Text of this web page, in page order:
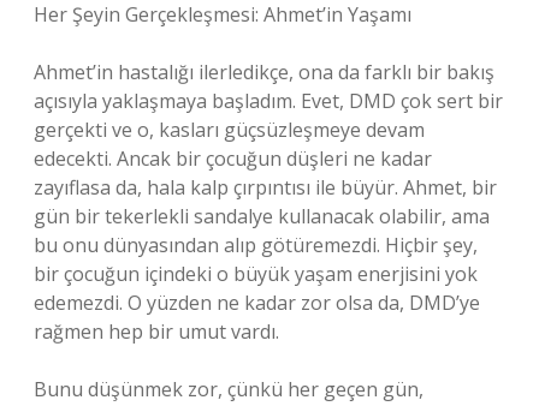
Her Şeyin Gerçekleşmesi: Ahmet’in Yaşamı
Ahmet’in hastalığı ilerledikçe, ona da farklı bir bakış
açısıyla yaklaşmaya başladım. Evet, DMD çok sert bir
gerçekti ve o, kasları güçsüzleşmeye devam
edecekti. Ancak bir çocuğun düşleri ne kadar
zayıflasa da, hala kalp çırpıntısı ile büyür. Ahmet, bir
gün bir tekerlekli sandalye kullanacak olabilir, ama
bu onu dünyasından alıp götüremezdi. Hiçbir şey,
bir çocuğun içindeki o büyük yaşam enerjisini yok
edemezdi. O yüzden ne kadar zor olsa da, DMD’ye
rağmen hep bir umut vardı.
Bunu düşünmek zor, çünkü her geçen gün,